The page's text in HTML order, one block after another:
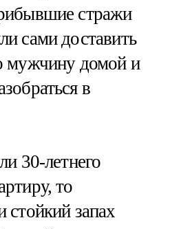
стражи
сами доставить
мужчину домой и
в
30-летнего
то
стойкий запах